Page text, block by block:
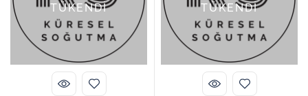
TÜKENDİ TÜKENDİ